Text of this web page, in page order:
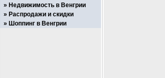
Недвижимость в Венгрии
Распродажи и скидки
Шоппинг в Венгрии